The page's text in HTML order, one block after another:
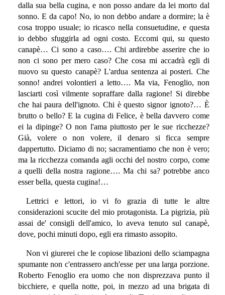
dalla sua bella cugina, e non posso andare da lei morto dal
sonno. E da capo! No, io non debbo andare a dormire; la è
cosa troppo usuale; io ricasco nella consuetudine, e questa
io debbo sfuggirla ad ogni costo. Eccomi qui, su questo
canapè… Ci sono a caso…. Chi ardirebbe asserire che io
non ci sono per mero caso? Che cosa mi accadrà egli di
nuovo su questo canapè? L'ardua sentenza ai posteri. Che
sonno! andrei volontieri a letto…. Ma via, Fenoglio, non
lasciarti così vilmente sopraffare dalla ragione! Si direbbe
che hai paura dell'ignoto. Chi è questo signor ignoto?… È
brutto o bello? E la cugina di Felice, è bella davvero come
ei la dipinge? O non l'ama piuttosto per le sue ricchezze?
Già, volere o non volere, il denaro si ficca sempre
dappertutto. Diciamo di no; sacramentiamo che non è vero;
ma la ricchezza comanda agli occhi del nostro corpo, come
a quelli della nostra ragione…. Ma chi sa? potrebbe anco
esser bella, questa cugina!…
Lettrici e lettori, io vi fo grazia di tutte le altre
considerazioni scucite del mio protagonista. La pigrizia, più
assai de' consigli dell'amico, lo aveva tenuto sul canapè,
dove, pochi minuti dopo, egli era rimasto assopito.
Non vi giurerei che le copiose libazioni dello sciampagna
spumante non c'entrassero anch'esse per una larga porzione.
Roberto Fenoglio era uomo che non disprezzava punto il
bicchiere, e quella notte, poi, in mezzo ad una brigata di